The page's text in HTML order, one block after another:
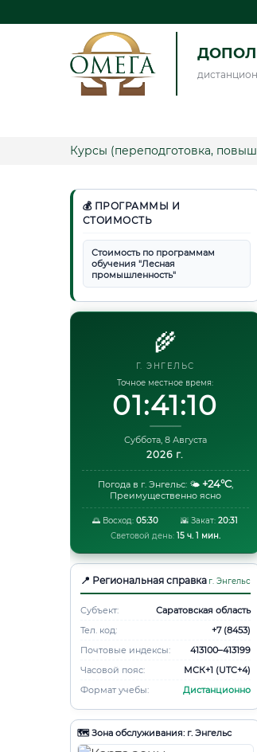
Курсы (переподготовка,
💰 ПРОГРАММЫ И
СТОИМОСТЬ
Стоимость по программам
обучения "Лесная
промышленность"
🌾
Г. ЭНГЕЛЬС
Точное местное время:
01:41:11
Суббота, 8 Августа
2026 г.
Погода в г. Энгельс: 🌤️ +24°C,
Преимущественно ясно
🌅 Восход:05:30 🌇 Закат: 20:31
Световой день: 15 ч. 1 мин.
📍 Региональная справка г. Энгельс
Субъект:
Саратовская область
Тел. код:
+7 (8453)
Почтовые индексы:
413100–413199
Часовой пояс:
МСК+1 (UTC+4)
Формат учебы:
Дистанционно
🗺️ Зона обслуживания: г. Энгельс